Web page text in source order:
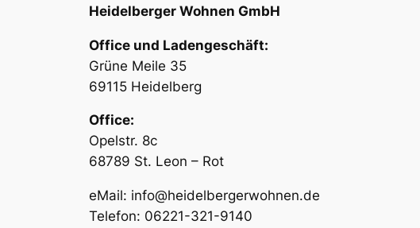
Heidelberger Wohnen GmbH
Office und Ladengeschäft:
Grüne Meile 35
69115 Heidelberg
Office:
Opelstr. 8c
68789 St. Leon – Rot
eMail: info@heidelbergerwohnen.de
Telefon: 06221-321-9140